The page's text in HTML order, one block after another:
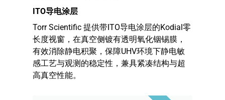
ITO导电涂层
Torr Scientific 提供带ITO导电涂层的Kodial零
长度视窗，在真空侧镀有透明氧化铟锡膜，
有效消除静电积聚，保障UHV环境下静电敏
感工艺与观测的稳定性，兼具紧凑结构与超
高真空性能。